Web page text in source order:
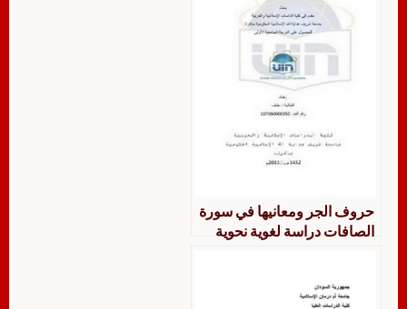
حروف الجر ومعانيها في سورة
الصافات دراسة لغوية نحوية